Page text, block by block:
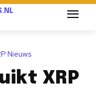
Nieuws
XRP